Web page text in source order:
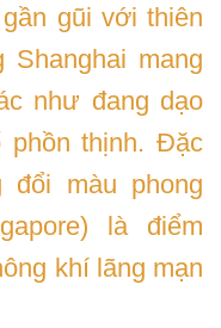
gũi với thiên
Shanghai mang
như đang dạo
phồn thịnh. Đặc
đổi màu phong
là điểm
khí lãng mạn